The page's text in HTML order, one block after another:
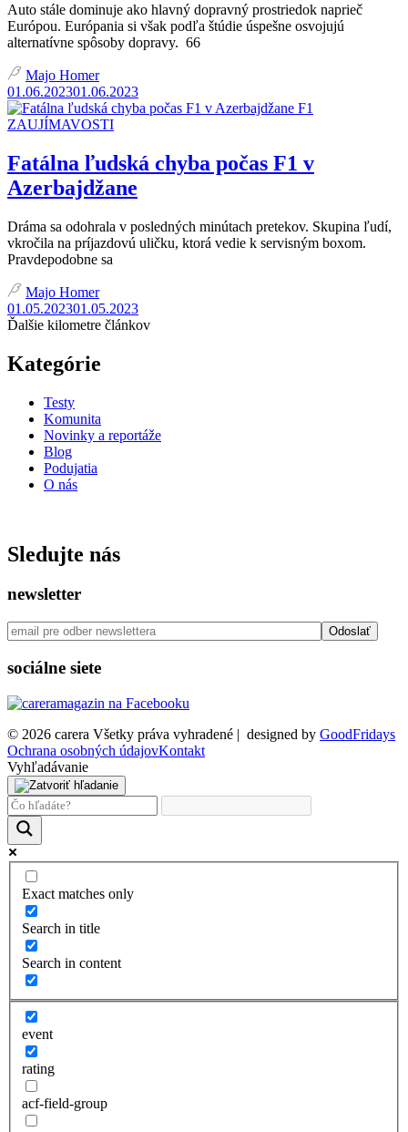
Auto stále dominuje ako hlavný dopravný prostriedok naprieč
Európou. Európania si však podľa štúdie úspešne osvojujú
alternatívne spôsoby dopravy. 66
Majo Homer
01.06.202301.06.2023
F1
ZAUJÍMAVOSTI
Fatálna ľudská chyba počas F1 v
Azerbajdžane
Dráma sa odohrala v posledných minútach pretekov. Skupina ľudí,
vkročila na príjazdovú uličku, ktorá vedie k servisným boxom.
Pravdepodobne sa
Majo Homer
01.05.202301.05.2023
Ďalšie kilometre článkov
Kategórie
Testy
Komunita
Novinky a reportáže
Blog
Podujatia
O nás
Sledujte nás
newsletter
sociálne siete
© 2026 carera Všetky práva vyhradené | designed by GoodFridays
Ochrana osobných údajovKontakt
Vyhľadávanie
Exact matches only
Search in title
Search in content
event
rating
acf-field-group